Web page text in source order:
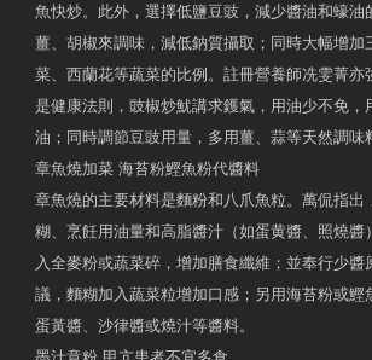
魚快炒。此外，選擇低鹽豆豉，減少醬油和蠔油
薑、胡椒來調味，減低鈉質攝取；同時大幅增加
菜、西蘭花等蔬菜的比例。註冊營養師冼雯菁亦
是健康法則，豉椒炒魷講求鑊氣，用油少不免，
油；同時調節豆豉用量，多用薑、蒜等天然調味
章魚燒加菜 海苔粉鰹魚粉代醬料
章魚燒的主要材料是麵粉和八爪魚粒。萬侃指出
糊、烹飪用油量和高脂醬汁（如蛋黄醬、照燒醬
入全麥粉或蔬菜碎，增加膳食纖維；並奉行少醬
議，麵糊加入蔬菜粒增加口感；另用海苔粉或鰹
蛋黃醬、沙律醬或燒汁等醬料。